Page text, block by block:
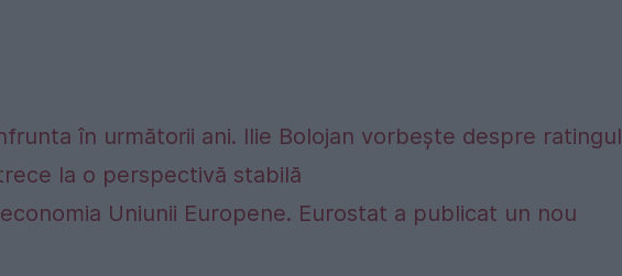
în următorii ani. Ilie Bolojan vorbește despre ratingul
la o perspectivă stabilă
Uniunii Europene. Eurostat a publicat un nou